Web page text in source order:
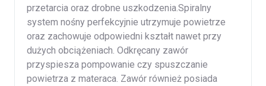
przetarcia oraz drobne uszkodzenia.Spiralny
system nośny perfekcyjnie utrzymuje powietrze
oraz zachowuje odpowiedni kształt nawet przy
dużych obciążeniach. Odkręcany zawór
przyspiesza pompowanie czy spuszczanie
powietrza z materaca. Zawór również posiada